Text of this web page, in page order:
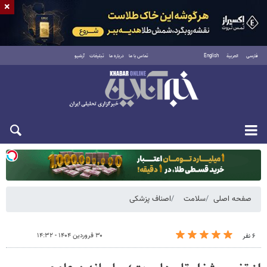
فارسی العربية English تماس با ما درباره ما تبلیغات آرشیو
یکشنبه ۱۸ مرداد ۱۴۰۵
صفحه اصلی سلامت اصناف پزشکی
۶ نفر ۳۰ فروردین ۱۴۰۴ - ۱۴:۳۲
×